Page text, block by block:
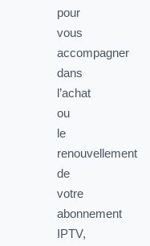
pour
vous
accompagner
dans
l’achat
ou
le
renouvellement
de
votre
abonnement
IPTV,